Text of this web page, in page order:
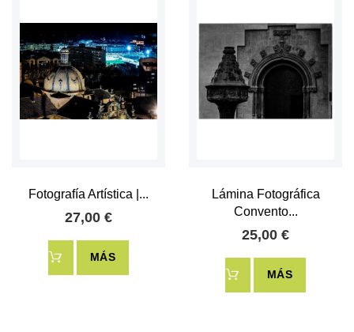
Fotografía Artística |...
27,00 €
MÁS
Lámina Fotográfica
Convento...
25,00 €
MÁS